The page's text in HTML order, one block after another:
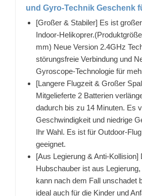
und Gyro-Technik Geschenk
[Großer & Stabiler] Es ist
Indoor-
mm) Neue Version 2.4GHz
störungsfreie Verbindung und
Gyroscope-Technologie für
[Langere Flugzeit & Großer
Mitgelieferte 2 Batterien
dadurch bis zu 14 Minuten. Es
Geschwindigkeit und niedrige
Ihr Wahl. Es ist für Outdoor-
geeignet.
[Aus Legierung & Anti-Kollision]
Hubschauber ist aus
kann nach dem Fall unschadet
ideal auch für die Kinder und